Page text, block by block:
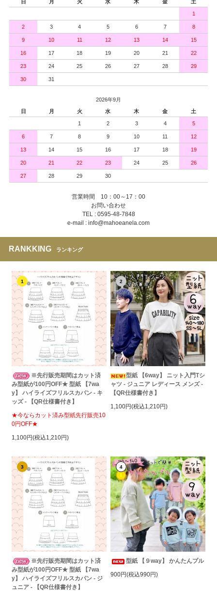
日 月 火 水 木 金 土
1
2 3 4 5 6 7 8
9 10 11 12 13 14 15
16 17 18 19 20 21 22
23 24 25 26 27 28 29
30 31
2026年9月
日
月 火 水 木 金 土
1 2 3 4 5
6 7 8 9 10 11 12
13 14 15 16 17 18 19
20 21 22 23 24 25 26
27 28 29 30
営業時間 10：00～17：00
お問い合わせ
TEL : 0595-48-7848
e-mail : info@mahoeanela.com
RANKKING ランキング
1
※先行販売期間はカット済
み型紙が100円OFF★ 型紙 【7wa
y】 ハイライズフリルスカパン - キ
ッズ - 【QR仕様書付き】
★今ならカット済み型紙先行販売10
0円OFF★
1,100円(税込1,210円)
2
型紙 【6way】 ニット入門Tシ
ャツ - ジュニア レディース メンズ -
【QR仕様書付き】
1,100円(税込1,210円)
3
※先行販売期間はカット済
み型紙が100円OFF★ 型紙 【7wa
y】 ハイライズフリルスカパン - ジ
ュニア - 【QR仕様書付き】
4
型紙 【９way】 かんたんプル
900円(税込990円)